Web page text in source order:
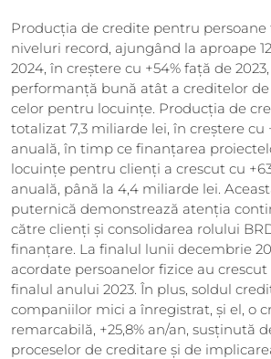
Producția de credite pentru
niveluri record, ajungând la aproape
2024, în creștere cu +54% față de
performanță bună atât a creditelor de
celor pentru locuințe. Producția de
totalizat 7,3 miliarde lei, în creștere cu
anuală, în timp ce finanțarea
locuințe pentru clienți a crescut cu
anuală, până la 4,4 miliarde lei.
puternică demonstrează atenția
către clienți și consolidarea rolului
finanțare. La finalul lunii decembrie
acordate persoanelor fizice au crescut
finalul anului 2023. În plus, soldul
companiilor mici a înregistrat, și el, o
remarcabilă, +25,8% an/an, susținută
proceselor de creditare și de